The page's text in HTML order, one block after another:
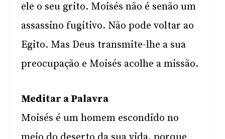
ele o seu grito. Moisés não é senão um
assassino fugitivo. Não pode voltar ao
Egito. Mas Deus transmite-lhe a sua
preocupação e Moisés acolhe a missão.
Meditar a Palavra
Moisés é um homem escondido no